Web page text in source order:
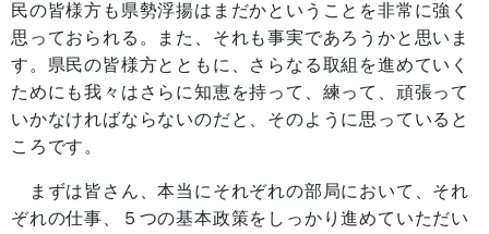
民の皆様方も県勢浮揚はまだかということを非常に強く
思っておられる。また、それも事実であろうかと思いま
す。県民の皆様方とともに、さらなる取組を進めていく
ためにも我々はさらに知恵を持って、練って、頑張って
いかなければならないのだと、そのように思っていると
ころです。
まずは皆さん、本当にそれぞれの部局において、それ
ぞれの仕事、５つの基本政策をしっかり進めていただい